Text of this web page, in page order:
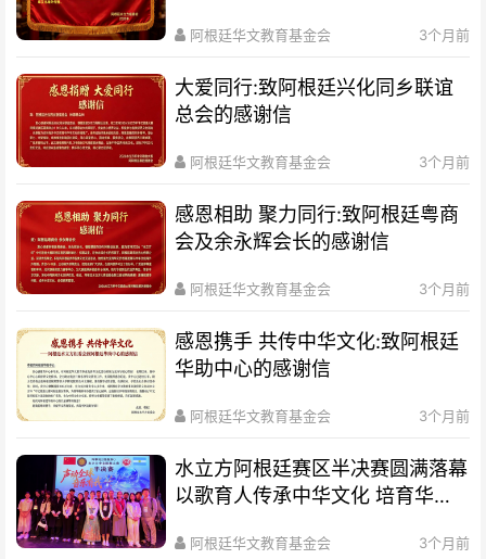
阿根廷华文教育基金会 3个月前
大爱同行:致阿根廷兴化同乡联谊
总会的感谢信
阿根廷华文教育基金会 3个月前
感恩相助 聚力同行:致阿根廷粤商
会及余永辉会长的感谢信
阿根廷华文教育基金会 3个月前
感恩携手 共传中华文化:致阿根廷
华助中心的感谢信
阿根廷华文教育基金会 3个月前
水立方阿根廷赛区半决赛圆满落幕
以歌育人传承中华文化 培育华裔
阿根廷华文教育基金会 3个月前